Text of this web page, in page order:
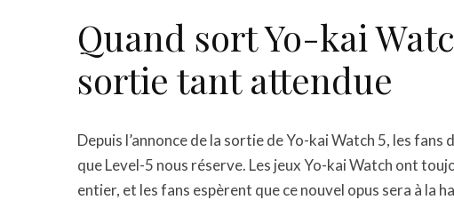
Quand sort Yo-kai
sortie tant attendue
Depuis l’annonce de la sortie de Yo-kai Watch 5, les
que Level-5 nous réserve. Les jeux Yo-kai Watch ont
entier, et les fans espèrent que ce nouvel opus sera à la